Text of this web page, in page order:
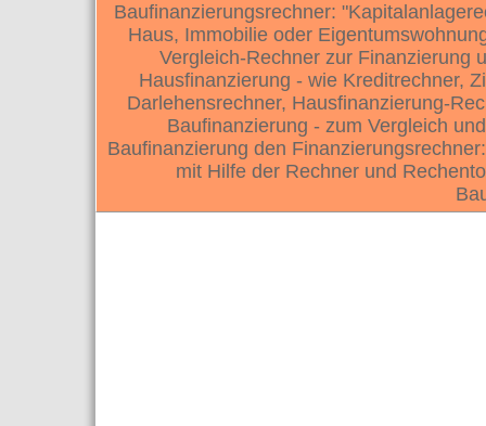
Baufinanzierungsrechner:
Haus, Immobilie oder
Vergleich-Rechner zur Finanzierung
Hausfinanzierung - wie Kreditrechner,
Darlehensrechner, Hausfinanzierung-
Baufinanzierung - zum Vergleich
Baufinanzierung den
mit Hilfe der Rechner und